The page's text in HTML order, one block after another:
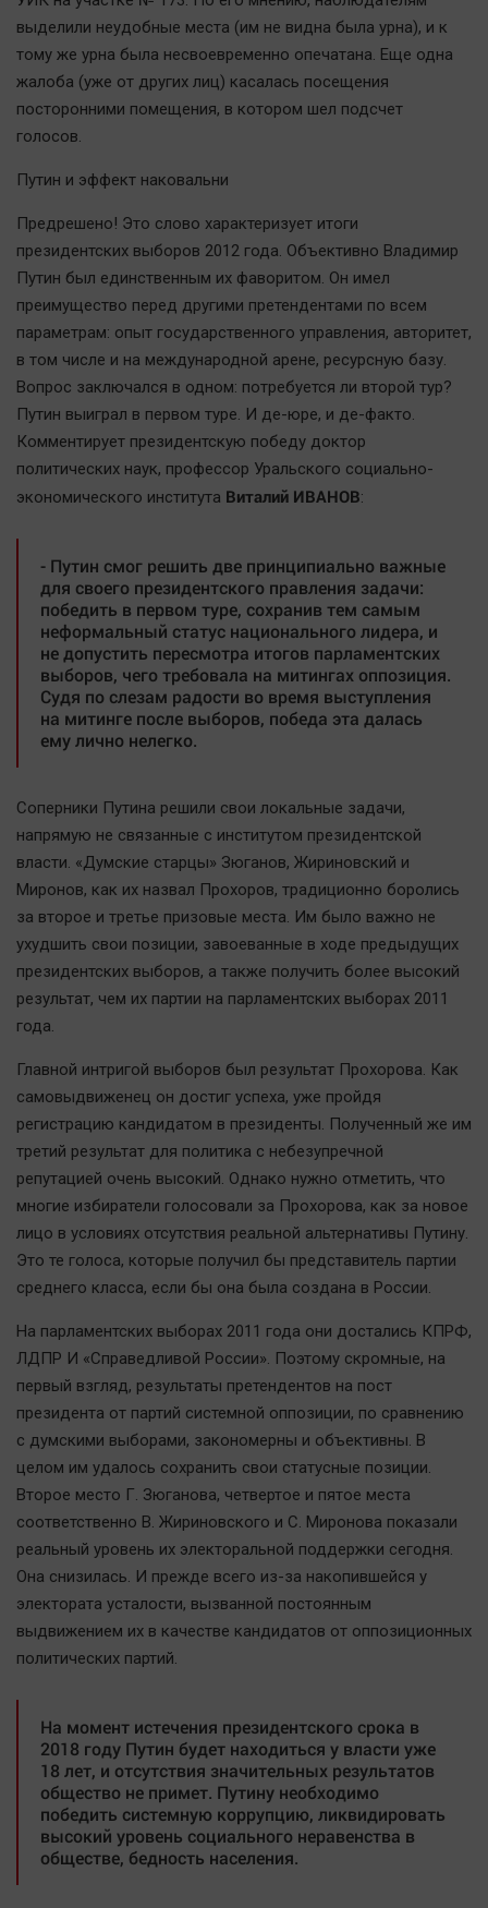
выделили неудобные места (им не видна была урна), и к
тому же урна была несвоевременно опечатана. Еще одна
жалоба (уже от других лиц) касалась посещения
посторонними помещения, в котором шел подсчет
голосов.
Путин и эффект наковальни
Предрешено! Это слово характеризует итоги
президентских выборов 2012 года. Объективно Владимир
Путин был единственным их фаворитом. Он имел
преимущество перед другими претендентами по всем
параметрам: опыт государственного управления, авторитет,
в том числе и на международной арене, ресурсную базу.
Вопрос заключался в одном: потребуется ли второй тур?
Путин выиграл в первом туре. И де-юре, и де-факто.
Комментирует президентскую победу доктор
политических наук, профессор Уральского социально-
экономического института Виталий ИВАНОВ:
- Путин смог решить две принципиально важные
для своего президентского правления задачи:
победить в первом туре, сохранив тем самым
неформальный статус национального лидера, и
не допустить пересмотра итогов парламентских
выборов, чего требовала на митингах оппозиция.
Судя по слезам радости во время выступления
на митинге после выборов, победа эта далась
ему лично нелегко.
Соперники Путина решили свои локальные задачи,
напрямую не связанные с институтом президентской
власти. «Думские старцы» Зюганов, Жириновский и
Миронов, как их назвал Прохоров, традиционно боролись
за второе и третье призовые места. Им было важно не
ухудшить свои позиции, завоеванные в ходе предыдущих
президентских выборов, а также получить более высокий
результат, чем их партии на парламентских выборах 2011
года.
Главной интригой выборов был результат Прохорова. Как
самовыдвиженец он достиг успеха, уже пройдя
регистрацию кандидатом в президенты. Полученный же им
третий результат для политика с небезупречной
репутацией очень высокий. Однако нужно отметить, что
многие избиратели голосовали за Прохорова, как за новое
лицо в условиях отсутствия реальной альтернативы Путину.
Это те голоса, которые получил бы представитель партии
среднего класса, если бы она была создана в России.
На парламентских выборах 2011 года они достались КПРФ,
ЛДПР И «Справедливой России». Поэтому скромные, на
первый взгляд, результаты претендентов на пост
президента от партий системной оппозиции, по сравнению
с думскими выборами, закономерны и объективны. В
целом им удалось сохранить свои статусные позиции.
Второе место Г. Зюганова, четвертое и пятое места
соответственно В. Жириновского и С. Миронова показали
реальный уровень их электоральной поддержки сегодня.
Она снизилась. И прежде всего из-за накопившейся у
электората усталости, вызванной постоянным
выдвижением их в качестве кандидатов от оппозиционных
политических партий.
На момент истечения президентского срока в
2018 году Путин будет находиться у власти уже
18 лет, и отсутствия значительных результатов
общество не примет. Путину необходимо
победить системную коррупцию, ликвидировать
высокий уровень социального неравенства в
обществе, бедность населения.